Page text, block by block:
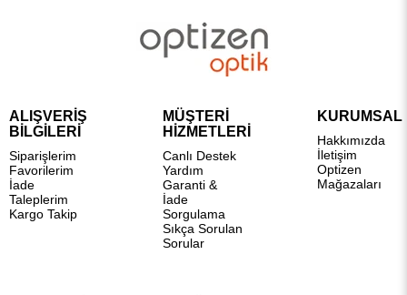
ALIŞVERİŞ
BİLGİLERİ
Siparişlerim
Favorilerim
İade
Taleplerim
Kargo Takip
MÜŞTERİ
HİZMETLERİ
Canlı Destek
Yardım
Garanti &
İade
Sorgulama
Sıkça Sorulan
Sorular
KURUMSAL
Hakkımızda
İletişim
Optizen
Mağazaları